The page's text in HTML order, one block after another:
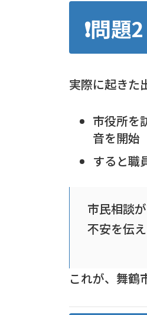
❗問
実際に起きた
市役所を
音を開始
すると職
市民相談
不安を伝
これが、舞鶴